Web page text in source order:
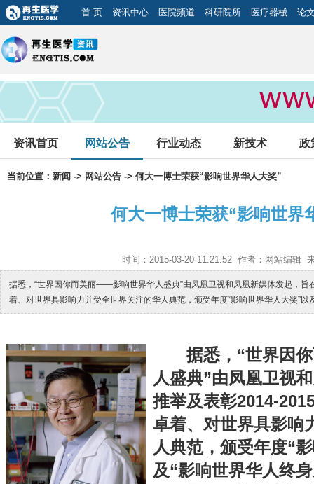
首 页 资讯中心 医院频道 科研院所 医疗器械 论
资讯首页 网站公告 行业动态 新技术 政
当前位置： 新闻 -> 网站公告 -> 何大一博士荣获“影响世界华人大奖”
何大一博士荣获“影响世界
时间：2015-03-20 11:21:52 作者：网站编辑
据悉，“世界因你而美丽——影响世界华人盛典”由凤凰卫视和凤凰新媒体发起，
着、对世界具影响力并受全世界关注的华人典范，颁受年度“影响世界华人大奖”以
据悉，“世界因
人盛典”由凤凰卫视
推举及表彰2014-
卓着、对世界具影响
人典范，颁受年度“
及“影响世界华人终